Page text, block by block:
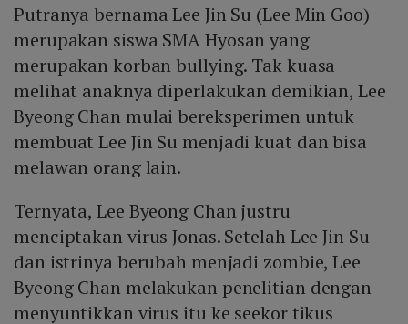
Putranya bernama Lee Jin Su (Lee Min Goo)
merupakan siswa SMA Hyosan yang
merupakan korban bullying. Tak kuasa
melihat anaknya diperlakukan demikian, Lee
Byeong Chan mulai bereksperimen untuk
membuat Lee Jin Su menjadi kuat dan bisa
melawan orang lain.
Ternyata, Lee Byeong Chan justru
menciptakan virus Jonas. Setelah Lee Jin Su
dan istrinya berubah menjadi zombie, Lee
Byeong Chan melakukan penelitian dengan
menyuntikkan virus itu ke seekor tikus